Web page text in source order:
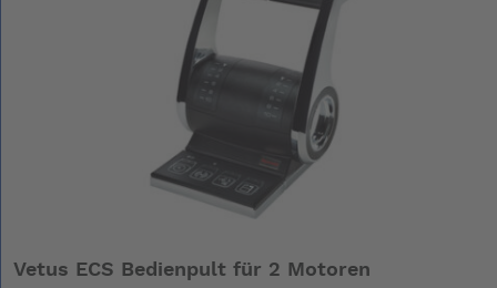
Vetus ECS Bedienpult für 2 Motoren